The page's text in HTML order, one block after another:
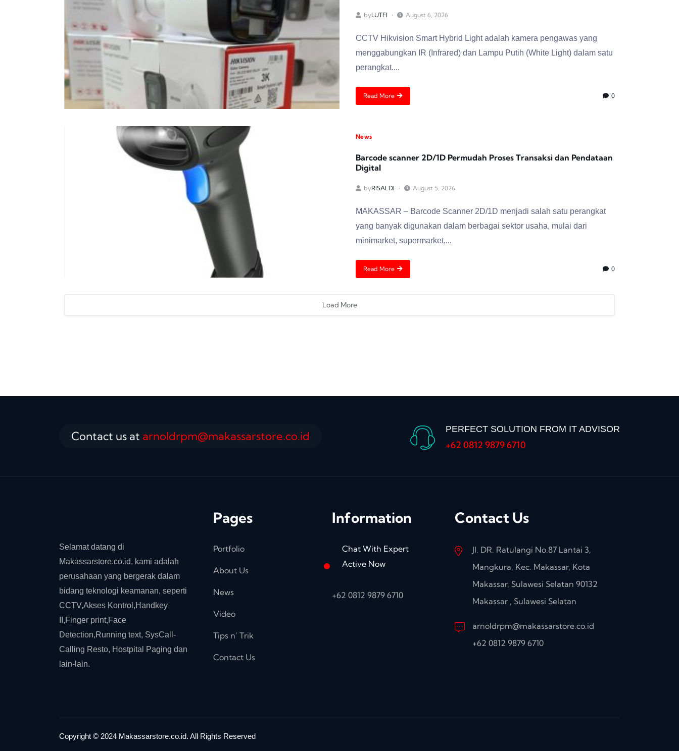
byLUTFI August 6, 2026
CCTV Hikvision Smart Hybrid Light adalah kamera pengawas yang
menggabungkan IR (Infrared) dan Lampu Putih (White Light) dalam satu
perangkat....
Read More 0
News
Barcode scanner 2D/1D Permudah Proses Transaksi dan Pendataan
Digital
byRISALDI August 5, 2026
MAKASSAR – Barcode Scanner 2D/1D menjadi salah satu perangkat
yang banyak digunakan dalam berbagai sektor usaha, mulai dari
minimarket, supermarket,...
Read More 0
Load More
Contact us at arnoldrpm@makassarstore.co.id PERFECT SOLUTION FROM IT ADVISOR
+62 0812 9879 6710
Selamat datang di
Makassarstore.co.id, kami adalah
perusahaan yang bergerak dalam
bidang teknologi keamanan, seperti
CCTV,Akses Kontrol,Handkey
II,Finger print,Face
Detection,Running text, SysCall-
Calling Resto, Hostpital Paging dan
lain-lain.
Pages
Portfolio
About Us
News
Video
Tips n’ Trik
Contact Us
Information
Chat With Expert
Active Now
+62 0812 9879 6710
Contact Us
Jl. DR. Ratulangi No.87 Lantai 3,
Mangkura, Kec. Makassar, Kota
Makassar, Sulawesi Selatan 90132
Makassar , Sulawesi Selatan
arnoldrpm@makassarstore.co.id
+62 0812 9879 6710
Copyright © 2024 Makassarstore.co.id. All Rights Reserved